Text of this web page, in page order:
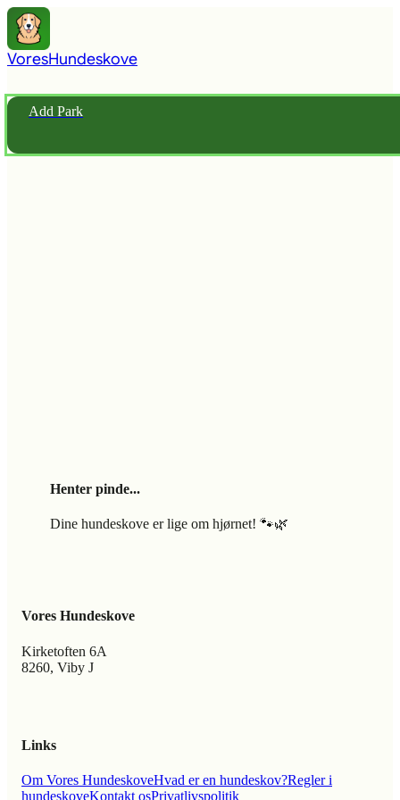
VoresHundeskove
Add Park
Henter pinde...
Dine hundeskove er lige om hjørnet! 🐾🌿
Vores Hundeskove
Kirketoften 6A
8260, Viby J
Links
Om Vores HundeskoveHvad er en hundeskov?Regler i
hundeskoveKontakt osPrivatlivspolitik